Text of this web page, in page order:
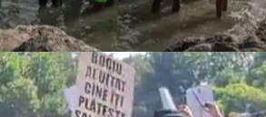
»
Rezultat: -